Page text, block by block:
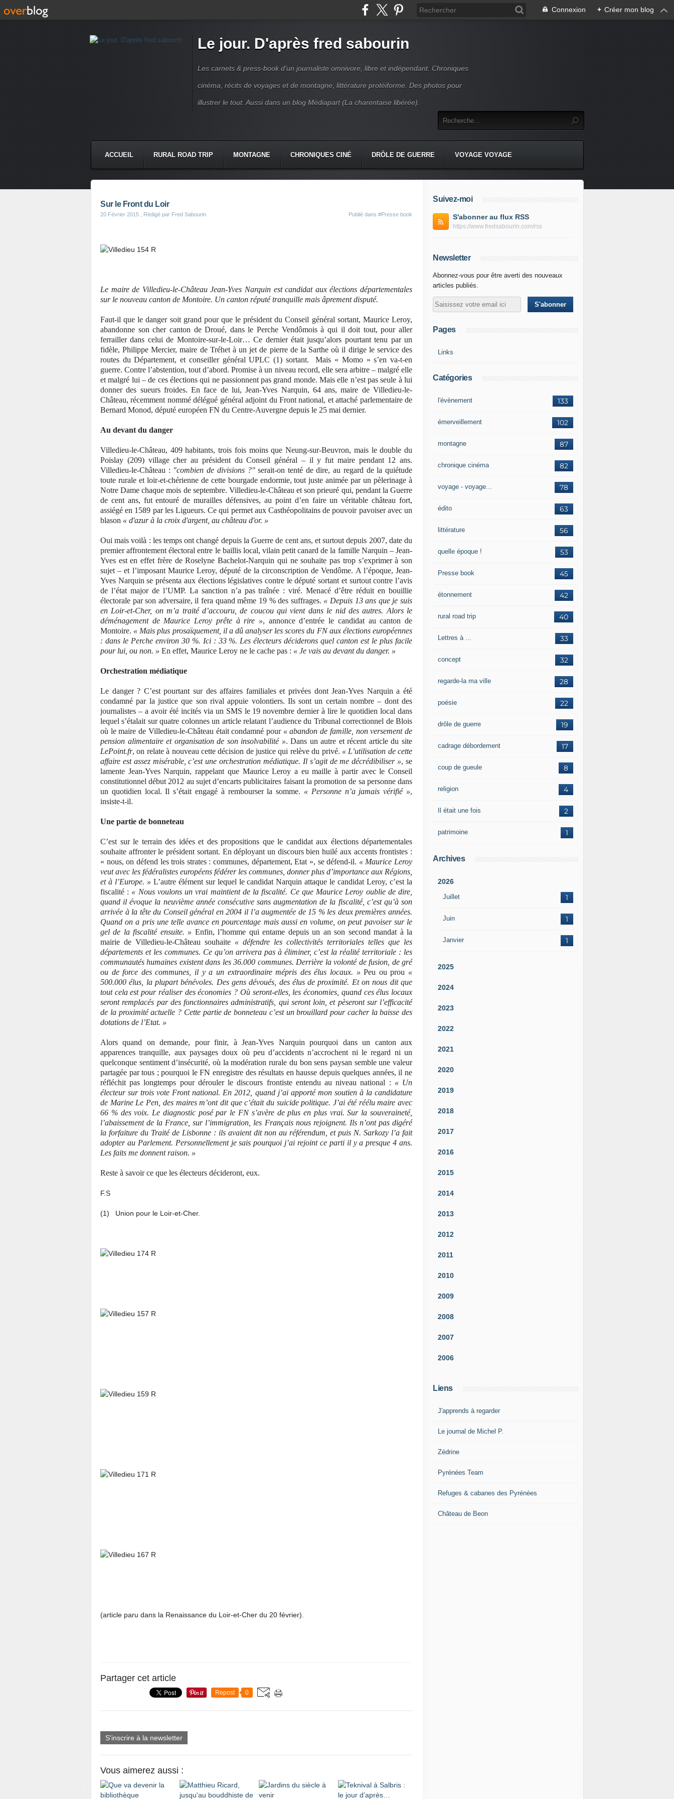
Connexion + Créer mon blog
Le jour. D'après fred sabourin
Les carnets & press-book d'un journaliste omnivore, libre et indépendant. Chroniques
cinéma, récits de voyages et de montagne, littérature protéiforme. Des photos pour
illustrer le tout. Aussi dans un blog Médiapart (La charentaise libérée).
ACCUEIL RURAL ROAD TRIP MONTAGNE CHRONIQUES CINÉ DRÔLE DE GUERRE VOYAGE VOYAGE
Sur le Front du Loir
20 Février 2015 , Rédigé par Fred Sabourin Publié dans #Presse book
Le maire de Villedieu-le-Château Jean-Yves Narquin est candidat aux élections départementales
sur le nouveau canton de Montoire. Un canton réputé tranquille mais âprement disputé.
Faut-il que le danger soit grand pour que le président du Conseil général sortant, Maurice Leroy,
abandonne son cher canton de Droué, dans le Perche Vendômois à qui il doit tout, pour aller
ferrailler dans celui de Montoire-sur-le-Loir… Ce dernier était jusqu’alors pourtant tenu par un
fidèle, Philippe Mercier, maire de Tréhet à un jet de pierre de la Sarthe où il dirige le service des
routes du Département, et conseiller général UPLC (1) sortant. Mais « Momo » s’en va-t-en
guerre. Contre l’abstention, tout d’abord. Promise à un niveau record, elle sera arbitre – malgré elle
et malgré lui – de ces élections qui ne passionnent pas grand monde. Mais elle n’est pas seule à lui
donner des sueurs froides. En face de lui, Jean-Yves Narquin, 64 ans, maire de Villedieu-le-
Château, récemment nommé délégué général adjoint du Front national, et attaché parlementaire de
Bernard Monod, député européen FN du Centre-Auvergne depuis le 25 mai dernier.
Au devant du danger
Villedieu-le-Château, 409 habitants, trois fois moins que Neung-sur-Beuvron, mais le double du
Poislay (209) village cher au président du Conseil général – il y fut maire pendant 12 ans.
Villedieu-le-Château : "combien de divisions ?"serait-on tenté de dire, au regard de la quiétude
toute rurale et loir-et-chérienne de cette bourgade endormie, tout juste animée par un pèlerinage à
Notre Dame chaque mois de septembre. Villedieu-le-Château et son prieuré qui, pendant la Guerre
de cent ans, fut entouré de murailles défensives, au point d’en faire un véritable château fort,
assiégé en 1589 par les Ligueurs. Ce qui permet aux Casthéopolitains de pouvoir pavoiser avec un
blason « d'azur à la croix d'argent, au château d'or. »
Oui mais voilà : les temps ont changé depuis la Guerre de cent ans, et surtout depuis 2007, date du
premier affrontement électoral entre le baillis local, vilain petit canard de la famille Narquin – Jean-
Yves est en effet frère de Roselyne Bachelot-Narquin qui ne souhaite pas trop s’exprimer à son
sujet – et l’imposant Maurice Leroy, député de la circonscription de Vendôme. A l’époque, Jean-
Yves Narquin se présenta aux élections législatives contre le député sortant et surtout contre l’avis
de l’état major de l’UMP. La sanction n’a pas traînée : viré. Menacé d’être réduit en bouillie
électorale par son adversaire, il fera quand même 19 % des suffrages. « Depuis 13 ans que je suis
en Loir-et-Cher, on m’a traité d’accouru, de coucou qui vient dans le nid des autres. Alors le
déménagement de Maurice Leroy prête à rire », annonce d’entrée le candidat au canton de
Montoire. « Mais plus prosaïquement, il a dû analyser les scores du FN aux élections européennes
: dans le Perche environ 30 %. Ici : 33 %. Les électeurs déciderons quel canton est le plus facile
pour lui, ou non. » En effet, Maurice Leroy ne le cache pas : « Je vais au devant du danger. »
Orchestration médiatique
Le danger ? C’est pourtant sur des affaires familiales et privées dont Jean-Yves Narquin a été
condamné par la justice que son rival appuie volontiers. Ils sont un certain nombre – dont des
journalistes – a avoir été incités via un SMS le 19 novembre dernier à lire le quotidien local dans
lequel s’étalait sur quatre colonnes un article relatant l’audience du Tribunal correctionnel de Blois
où le maire de Villedieu-le-Château était condamné pour « abandon de famille, non versement de
pension alimentaire et organisation de son insolvabilité ». Dans un autre et récent article du site
LePoint.fr, on relate à nouveau cette décision de justice qui relève du privé. « L’utilisation de cette
affaire est assez misérable, c’est une orchestration médiatique. Il s’agit de me décrédibiliser », se
lamente Jean-Yves Narquin, rappelant que Maurice Leroy a eu maille à partir avec le Conseil
constitutionnel début 2012 au sujet d’encarts publicitaires faisant la promotion de sa personne dans
un quotidien local. Il s’était engagé à rembourser la somme. « Personne n’a jamais vérifié »,
insiste-t-il.
Une partie de bonneteau
C’est sur le terrain des idées et des propositions que le candidat aux élections départementales
souhaite affronter le président sortant. En déployant un discours bien huilé aux accents frontistes :
« nous, on défend les trois strates : communes, département, Etat », se défend-il. « Maurice Leroy
veut avec les fédéralistes européens fédérer les communes, donner plus d’importance aux Régions,
et à l’Europe. » L’autre élément sur lequel le candidat Narquin attaque le candidat Leroy, c’est la
fiscalité : « Nous voulons un vrai maintient de la fiscalité. Ce que Maurice Leroy oublie de dire,
quand il évoque la neuvième année consécutive sans augmentation de la fiscalité, c’est qu’à son
arrivée à la tête du Conseil général en 2004 il l’a augmentée de 15 % les deux premières années.
Quand on a pris une telle avance en pourcentage mais aussi en volume, on peut pavoiser sur le
gel de la fiscalité ensuite. » Enfin, l’homme qui entame depuis un an son second mandat à la
mairie de Villedieu-le-Château souhaite « défendre les collectivités territoriales telles que les
départements et les communes. Ce qu’on arrivera pas à éliminer, c’est la réalité territoriale : les
communautés humaines existent dans les 36.000 communes. Derrière la volonté de fusion, de gré
ou de force des communes, il y a un extraordinaire mépris des élus locaux. » Peu ou prou «
500.000 élus, la plupart bénévoles. Des gens dévoués, des élus de proximité. Et on nous dit que
tout cela est pour réaliser des économies ? Où seront-elles, les économies, quand ces élus locaux
seront remplacés par des fonctionnaires administratifs, qui seront loin, et pèseront sur l’efficacité
de la proximité actuelle ? Cette partie de bonneteau c’est un brouillard pour cacher la baisse des
dotations de l’Etat. »
Alors quand on demande, pour finir, à Jean-Yves Narquin pourquoi dans un canton aux
apparences tranquille, aux paysages doux où peu d’accidents n’accrochent ni le regard ni un
quelconque sentiment d’insécurité, où la modération rurale du bon sens paysan semble une valeur
partagée par tous ; pourquoi le FN enregistre des résultats en hausse depuis quelques années, il ne
réfléchit pas longtemps pour dérouler le discours frontiste entendu au niveau national : « Un
électeur sur trois vote Front national. En 2012, quand j’ai apporté mon soutien à la candidature
de Marine Le Pen, des maires m’ont dit que c’était du suicide politique. J’ai été réélu maire avec
66 % des voix. Le diagnostic posé par le FN s’avère de plus en plus vrai. Sur la souveraineté,
l’abaissement de la France, sur l’immigration, les Français nous rejoignent. Ils n’ont pas digéré
la forfaiture du Traité de Lisbonne : ils avaient dit non au référendum, et puis N. Sarkozy l’a fait
adopter au Parlement. Personnellement je sais pourquoi j’ai rejoint ce parti il y a presque 4 ans.
Les faits me donnent raison. »
Reste à savoir ce que les électeurs décideront, eux.
F.S
(1) Union pour le Loir-et-Cher.
(article paru dans la Renaissance du Loir-et-Cher du 20 février).
Partager cet article
Repost 0
S'inscrire à la newsletter
Vous aimerez aussi :
Suivez-moi
S'abonner au flux RSS
https://www.fredsabourin.com/rss
Newsletter
Abonnez-vous pour être averti des nouveaux
articles publiés.
Pages
Links
Catégories
133
l'évènement
102
émerveillement
87
montagne
82
chronique cinéma
78
voyage - voyage...
63
édito
56
littérature
53
quelle époque !
45
Presse book
42
étonnement
40
rural road trip
33
Lettres à ...
32
concept
28
regarde-la ma ville
22
poésie
19
drôle de guerre
17
cadrage débordement
8
coup de gueule
4
religion
2
Il était une fois
1
patrimoine
Archives
2026
Juillet 1
Juin 1
Janvier 1
2025
2024
2023
2022
2021
2020
2019
2018
2017
2016
2015
2014
2013
2012
2011
2010
2009
2008
2007
2006
Liens
J'apprends à regarder
Le journal de Michel P.
Zédrine
Pyrénées Team
Refuges & cabanes des Pyrénées
Château de Beon